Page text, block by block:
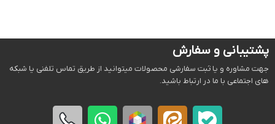
پشتیبانی و سفارش
جهت مشاوره و یا ثبت سفارشی محصولات میتوانید از طریق تماس تلفنی یا شبکه
های اجتماعی با ما در ارتباط باشید.